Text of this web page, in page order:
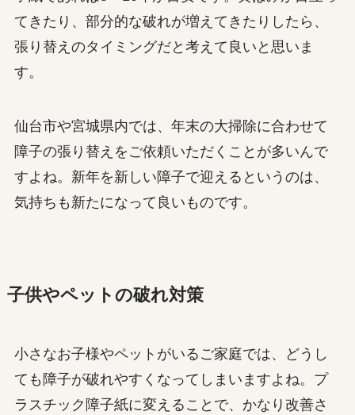
てきたり、部分的な破れが増えてきたりしたら、
張り替えのタイミングだと考えて良いと思いま
す。
仙台市や宮城県内では、年末の大掃除に合わせて
障子の張り替えをご依頼いただくことが多いんで
すよね。新年を新しい障子で迎えるというのは、
気持ちも新たになって良いものです。
子供やペットの破れ対策
小さなお子様やペットがいるご家庭では、どうし
ても障子が破れやすくなってしまいますよね。プ
ラスチック障子紙に変えることで、かなり改善さ